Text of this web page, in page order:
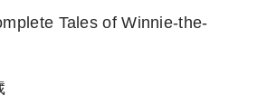
Tales of Winnie-the-